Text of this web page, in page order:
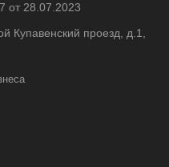
от 28.07.2023
Купавенский проезд, д.1,